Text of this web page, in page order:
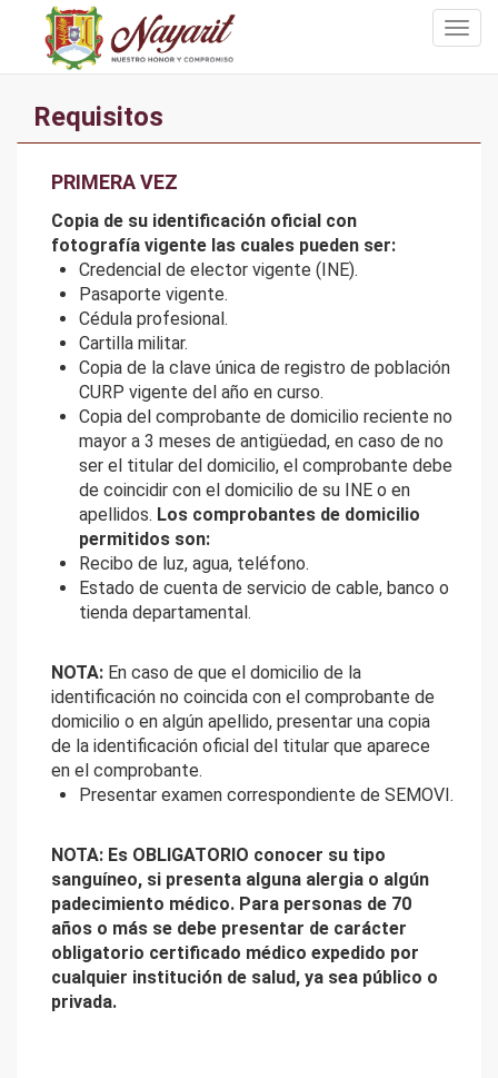
Requisitos
PRIMERA VEZ
Copia de su identificación oficial con
fotografía vigente las cuales pueden ser:
Credencial de elector vigente (INE).
Pasaporte vigente.
Cédula profesional.
Cartilla militar.
Copia de la clave única de registro de población
CURP vigente del año en curso.
Copia del comprobante de domicilio reciente no
mayor a 3 meses de antigüedad, en caso de no
ser el titular del domicilio, el comprobante debe
de coincidir con el domicilio de su INE o en
apellidos. Los comprobantes de domicilio
permitidos son:
Recibo de luz, agua, teléfono.
Estado de cuenta de servicio de cable, banco o
tienda departamental.
NOTA: En caso de que el domicilio de la
identificación no coincida con el comprobante de
domicilio o en algún apellido, presentar una copia
de la identificación oficial del titular que aparece
en el comprobante.
Presentar examen correspondiente de SEMOVI.
NOTA: Es OBLIGATORIO conocer su tipo
sanguíneo, si presenta alguna alergia o algún
padecimiento médico. Para personas de 70
años o más se debe presentar de carácter
obligatorio certificado médico expedido por
cualquier institución de salud, ya sea público o
privada.